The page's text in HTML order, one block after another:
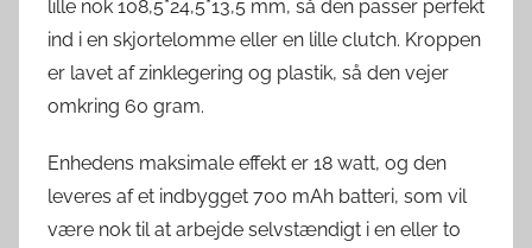
lille nok 108,5*24,5*13,5 mm, så den passer perfekt
ind i en skjortelomme eller en lille clutch. Kroppen
er lavet af zinklegering og plastik, så den vejer
omkring 60 gram.
Enhedens maksimale effekt er 18 watt, og den
leveres af et indbygget 700 mAh batteri, som vil
være nok til at arbejde selvstændigt i en eller to